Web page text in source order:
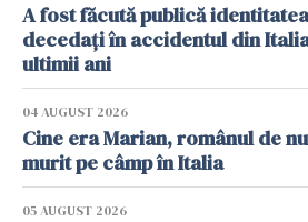
A fost făcută publică
decedați în accidentul din
ultimii ani
04 AUGUST 2026
Cine era Marian, românul de
murit pe câmp în Italia
05 AUGUST 2026